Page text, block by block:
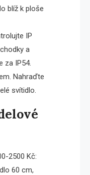
blíž k ploše
IP
a
za IP54.
Nahraďte
svítidlo.
2500 Kč:
60 cm,